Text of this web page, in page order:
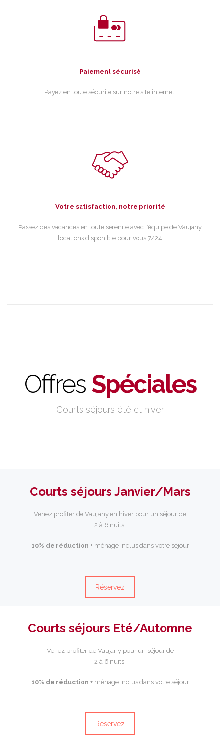
Paiement sécurisé
Payez en toute sécurité sur notre site internet.
Votre satisfaction, notre priorité
Passez des vacances en toute sérénité avec l’équipe de Vaujany
locations disponible pour vous 7/24
Offres Spéciales
Courts séjours été et hiver
Courts séjours Janvier/Mars
Venez profiter de Vaujany en hiver pour un séjour de
2 à 6 nuits.
10% de réduction + ménage inclus dans votre séjour
Réservez
Courts séjours Eté/Automne
Venez profiter de Vaujany pour un séjour de
2 à 6 nuits.
10% de réduction + ménage inclus dans votre séjour
Réservez